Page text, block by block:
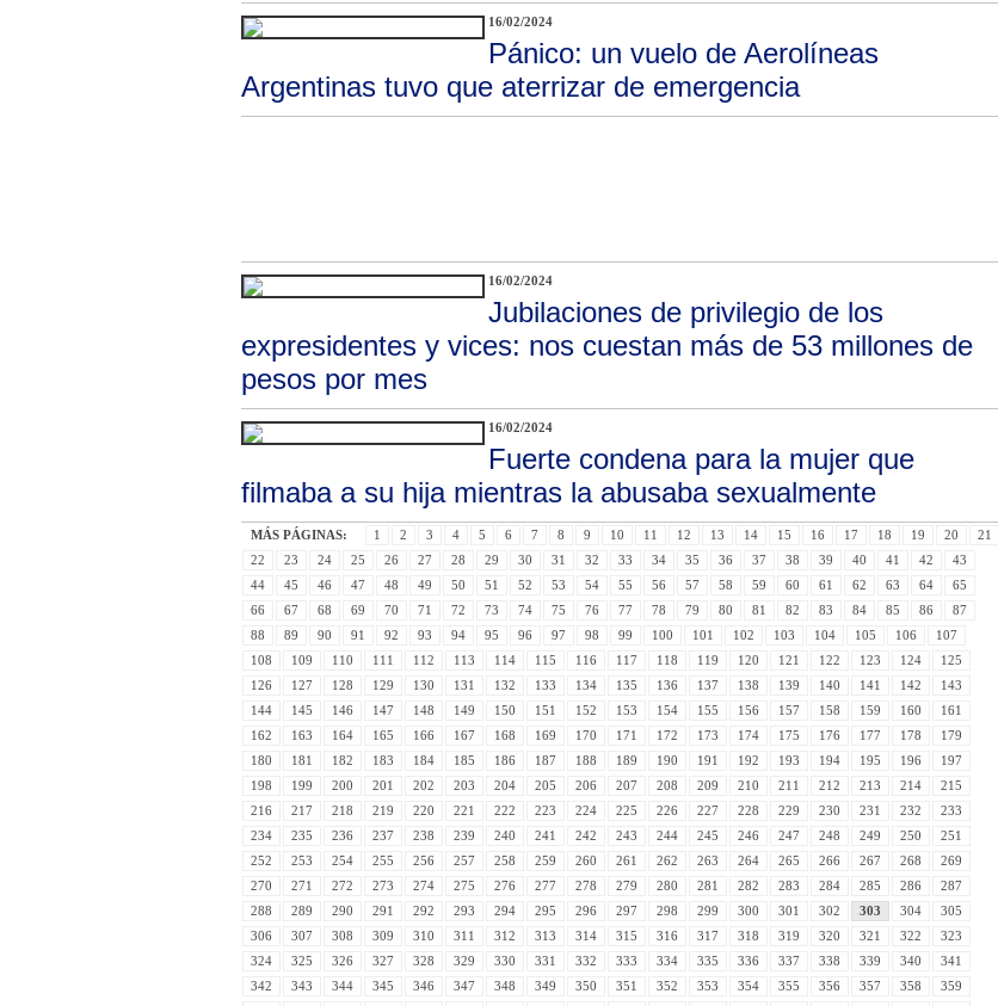
16/02/2024
Pánico: un vuelo de Aerolíneas
Argentinas tuvo que aterrizar de emergencia
16/02/2024
Jubilaciones de privilegio de los
expresidentes y vices: nos cuestan más de 53 millones de
pesos por mes
16/02/2024
Fuerte condena para la mujer que
filmaba a su hija mientras la abusaba sexualmente
MÁS PÁGINAS: 1 2 3 4 5 6 7 8 9 10 11 12 13 14 15 16 17 18 19 20
21
22
23 24 25 26 27 28 29 30 31 32 33 34 35 36 37 38 39 40 41 42
43
44
45 46 47 48 49 50 51 52 53 54 55 56 57 58 59 60 61 62 63 64
65
66
67 68 69 70 71 72 73 74 75 76 77 78 79 80 81 82 83 84 85 86
87
88
89 90 91 92 93 94 95 96 97 98 99 100 101 102 103 104 105 106
107
108
109 110 111 112 113 114 115 116 117 118 119 120 121 122 123 124
125
126
127 128 129 130 131 132 133 134 135 136 137 138 139 140 141 142
143
144
145 146 147 148 149 150 151 152 153 154 155 156 157 158 159 160
161
162
163 164 165 166 167 168 169 170 171 172 173 174 175 176 177 178
179
180
181 182 183 184 185 186 187 188 189 190 191 192 193 194 195 196
197
198
199 200 201 202 203 204 205 206 207 208 209 210 211 212 213 214
215
216
217 218 219 220 221 222 223 224 225 226 227 228 229 230 231 232
233
234
235 236 237 238 239 240 241 242 243 244 245 246 247 248 249 250
251
252
253 254 255 256 257 258 259 260 261 262 263 264 265 266 267 268
269
270
271 272 273 274 275 276 277 278 279 280 281 282 283 284 285 286
287
288
289 290 291 292 293 294 295 296 297 298 299 300 301 302 303 304
305
306
307 308 309 310 311 312 313 314 315 316 317 318 319 320 321 322
323
324
325 326 327 328 329 330 331 332 333 334 335 336 337 338 339 340
341
342
343 344 345 346 347 348 349 350 351 352 353 354 355 356 357 358
359